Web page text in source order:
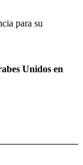
para su
Unidos en